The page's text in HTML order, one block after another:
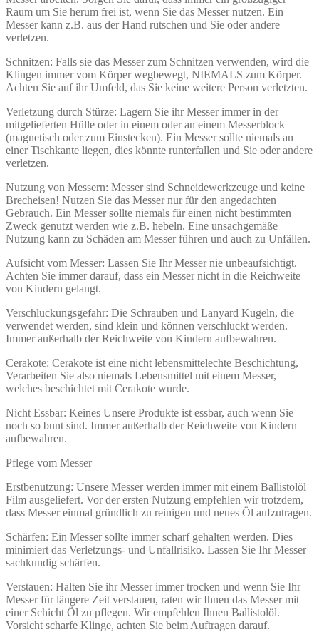
Raum um Sie herum frei ist, wenn Sie das Messer nutzen. Ein
Messer kann z.B. aus der Hand rutschen und Sie oder andere
verletzen.
Schnitzen: Falls sie das Messer zum Schnitzen verwenden, wird die
Klingen immer vom Körper wegbewegt, NIEMALS zum Körper.
Achten Sie auf ihr Umfeld, das Sie keine weitere Person verletzten.
Verletzung durch Stürze: Lagern Sie ihr Messer immer in der
mitgelieferten Hülle oder in einem oder an einem Messerblock
(magnetisch oder zum Einstecken). Ein Messer sollte niemals an
einer Tischkante liegen, dies könnte runterfallen und Sie oder andere
verletzen.
Nutzung von Messern: Messer sind Schneidewerkzeuge und keine
Brecheisen! Nutzen Sie das Messer nur für den angedachten
Gebrauch. Ein Messer sollte niemals für einen nicht bestimmten
Zweck genutzt werden wie z.B. hebeln. Eine unsachgemäße
Nutzung kann zu Schäden am Messer führen und auch zu Unfällen.
Aufsicht vom Messer: Lassen Sie Ihr Messer nie unbeaufsichtigt.
Achten Sie immer darauf, dass ein Messer nicht in die Reichweite
von Kindern gelangt.
Verschluckungsgefahr: Die Schrauben und Lanyard Kugeln, die
verwendet werden, sind klein und können verschluckt werden.
Immer außerhalb der Reichweite von Kindern aufbewahren.
Cerakote: Cerakote ist eine nicht lebensmittelechte Beschichtung,
Verarbeiten Sie also niemals Lebensmittel mit einem Messer,
welches beschichtet mit Cerakote wurde.
Nicht Essbar: Keines Unsere Produkte ist essbar, auch wenn Sie
noch so bunt sind. Immer außerhalb der Reichweite von Kindern
aufbewahren.
Pflege vom Messer
Erstbenutzung: Unsere Messer werden immer mit einem Ballistolöl
Film ausgeliefert. Vor der ersten Nutzung empfehlen wir trotzdem,
dass Messer einmal gründlich zu reinigen und neues Öl aufzutragen.
Schärfen: Ein Messer sollte immer scharf gehalten werden. Dies
minimiert das Verletzungs- und Unfallrisiko. Lassen Sie Ihr Messer
sachkundig schärfen.
Verstauen: Halten Sie ihr Messer immer trocken und wenn Sie Ihr
Messer für längere Zeit verstauen, raten wir Ihnen das Messer mit
einer Schicht Öl zu pflegen. Wir empfehlen Ihnen Ballistolöl.
Vorsicht scharfe Klinge, achten Sie beim Auftragen darauf.